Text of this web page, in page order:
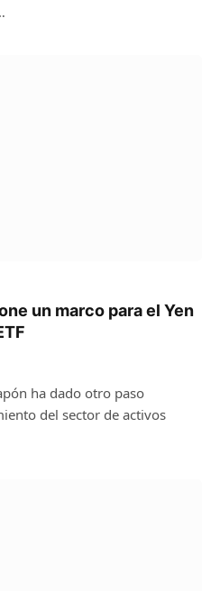
un marco para el Yen
ha dado otro paso
del sector de activos